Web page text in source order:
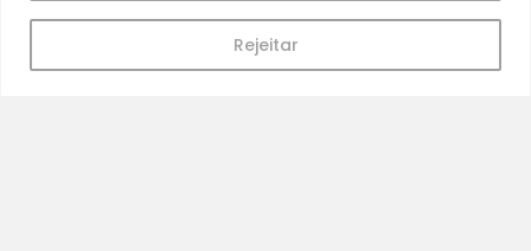
Rejeitar
Gravidez e maternidade
Aleitamento e amamentação